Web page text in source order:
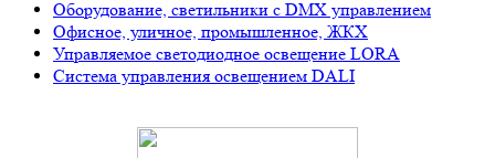
Оборудование, светильники с DMX управлением
Офисное, уличное, промышленное, ЖКХ
Управляемое светодиодное освещение LORA
Система управления освещением DALI